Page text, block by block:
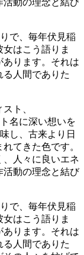
で、毎年伏見稲
はこう語りま
ります。それは
る人間でありた
ト、
名に深い想いを
し、古来より日
てきた色です。
人々に良いエネ
活動の理念と結び
で、毎年伏見稲
はこう語りま
ります。それは
る人間でありた